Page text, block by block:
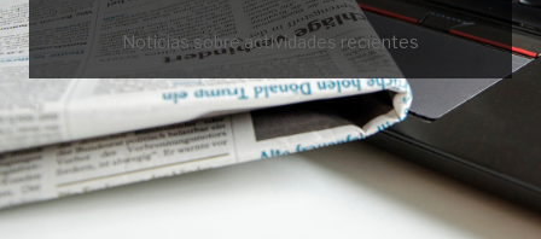
Noticias sobre actividades recientes